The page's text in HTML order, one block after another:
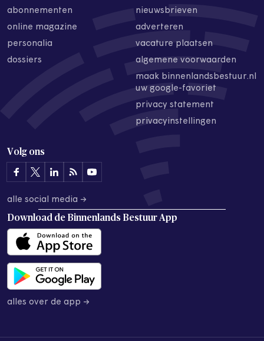
abonnementen
online magazine
personalia
dossiers
nieuwsbrieven
adverteren
vacature plaatsen
algemene voorwaarden
maak binnenlandsbestuur.nl
uw google-favoriet
privacy statement
privacyinstellingen
Volg ons
alle social media →
Download de Binnenlands Bestuur App
alles over de app →